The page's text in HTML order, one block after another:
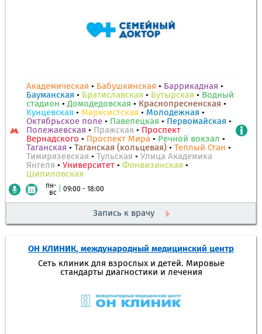
Академическая • Бабушкинская • Баррикадная •
Бауманская • Братиславская • Бутырская • Водный
стадион •Домодедовская • Краснопресненская •
Кунцевская • Марксистская • Молодежная •
Октябрьское поле • Павелецкая • Первомайская •
Полежаевская • Пражская • Проспект
Вернадского • Проспект Мира • Речной вокзал •
Таганская • Таганская (кольцевая) • Теплый Стан •
Тимирязевская • Тульская • Улица Академика
Янгеля • Университет • Фонвизинская •
Шипиловская
пн-
вс
09:00 - 18:00
Запись к врачу
ОН КЛИНИК, международный медицинский центр
Сеть клиник для взрослых и детей. Мировые
стандарты диагностики и лечения